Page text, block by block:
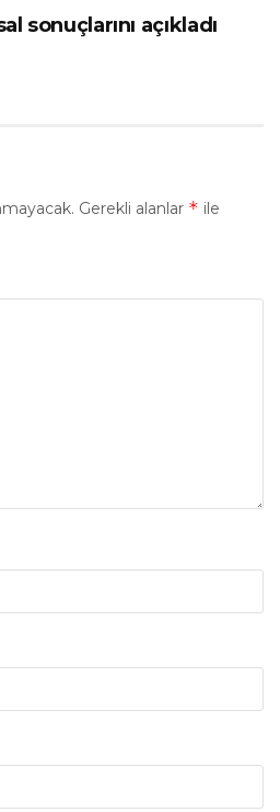
sonuçlarını açıkladı
Gerekli alanlar * ile